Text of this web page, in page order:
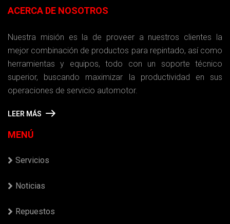
ACERCA DE NOSOTROS
Nuestra misión es la de proveer a nuestros clientes la
mejor combinación de productos para repintado, así como
herramientas y equipos, todo con un soporte técnico
superior, buscando maximizar la productividad en sus
operaciones de servicio automotor.
LEER MÁS
MENÚ
Servicios
Noticias
Repuestos